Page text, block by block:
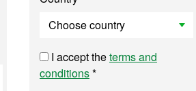
I accept theterms and
conditions*